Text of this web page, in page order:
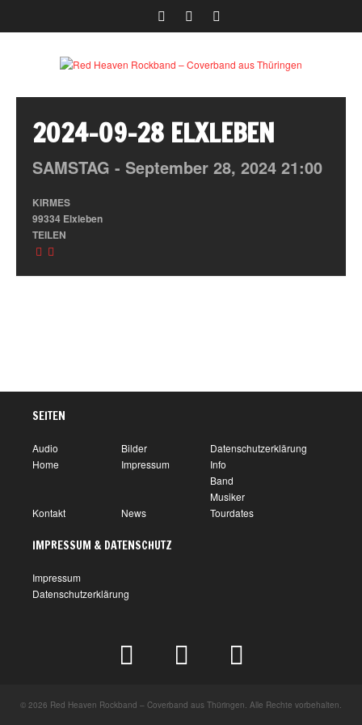
2024-09-28 ELXLEBEN
SAMSTAG - September 28, 2024 21:00
KIRMES
99334 Elxleben
TEILEN
SEITEN
Audio Bilder
Datenschutzerklärung
Home
Impressum
Info
Band
Musiker
Kontakt
News Tourdates
IMPRESSUM & DATENSCHUTZ
Impressum
Datenschutzerklärung
© 2026 Red Heaven Rockband – Coverband aus Thüringen. Alle Rechte vorbehalten.